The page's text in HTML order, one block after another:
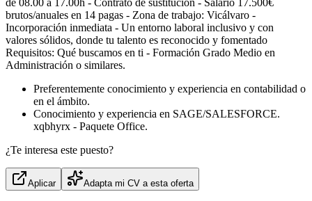
de 08.00 a 17.00h - Contrato de sustitución - Salario 17.500€
brutos/anuales en 14 pagas - Zona de trabajo: Vicálvaro -
Incorporación inmediata - Un entorno laboral inclusivo y con
valores sólidos, donde tu talento es reconocido y fomentado
Requisitos: Qué buscamos en ti - Formación Grado Medio en
Administración o similares.
Preferentemente conocimiento y experiencia en contabilidad o
en el ámbito.
Conocimiento y experiencia en SAGE/SALESFORCE.
xqbhyrx - Paquete Office.
¿Te interesa este puesto?
Aplicar Adapta mi CV a esta oferta